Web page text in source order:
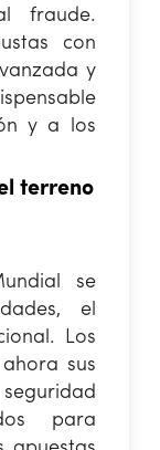
fraude.
con
y
y a los
terreno
se
el
Los
sus
para